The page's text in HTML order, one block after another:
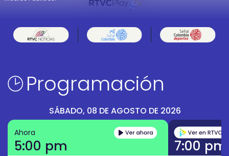
Programación
SÁBADO, 08 DE AGOSTO DE 2026
Ahora
5:00 pm 7:00 pm